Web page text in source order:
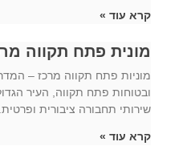
קרא עוד »
מונית פתח תקווה
מוניות פתח תקווה מרכז –
ובטוחות פתח תקווה, העיר
שירותי תחבורה ציבורית
קרא עוד »